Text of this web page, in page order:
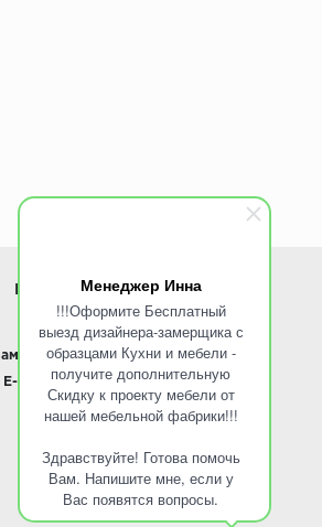
Менеджер Инна
!!!Оформите Бесплатный
выезд дизайнера-замерщика с
образцами Кухни и мебели -
получите дополнительную
Скидку к проекту мебели от
нашей мебельной фабрики!!!
Здравствуйте! Готова помочь
Вам. Напишите мне, если у
Вас появятся вопросы.
ИНФОРМАЦИЯ
www.ROINST.ru
8 495 797-10-50 / Whatsapp
E-mail: info@roinst.ru
О КОМПАНИИ
О компании